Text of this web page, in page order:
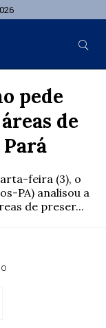
pede
de
feira (3), o
PA) analisou a
de preser...